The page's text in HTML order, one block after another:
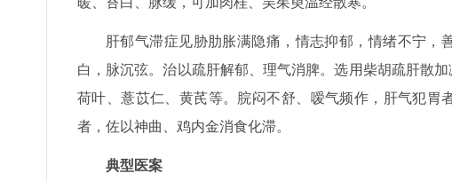
肝郁气滞症见胁肋胀满隐痛，情志抑郁，情绪不宁
白，脉沉弦。治以疏肝解郁、理气消脾。选用柴胡疏肝散
荷叶、薏苡仁、黄芪等。脘闷不舒、嗳气频作，肝气犯
者，佐以神曲、鸡内金消食化滞。
典型医案